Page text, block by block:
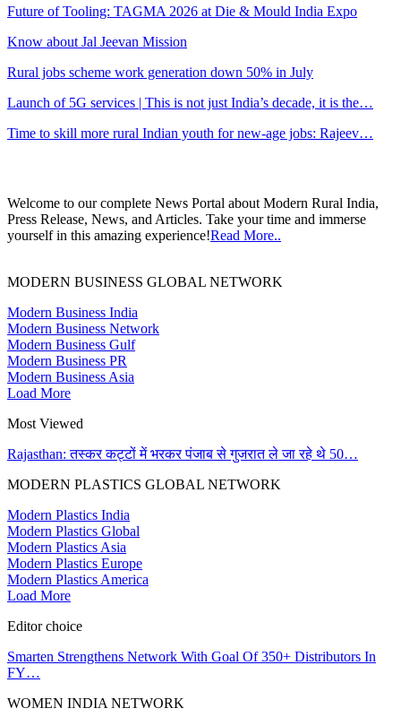
Future of Tooling: TAGMA 2026 at Die & Mould India Expo
Know about Jal Jeevan Mission
Rural jobs scheme work generation down 50% in July
Launch of 5G services | This is not just India’s decade, it is the…
Time to skill more rural Indian youth for new-age jobs: Rajeev…
Welcome to our complete News Portal about Modern Rural India,
Press Release, News, and Articles. Take your time and immerse
yourself in this amazing experience!Read More..
MODERN BUSINESS GLOBAL NETWORK
Modern Business India
Modern Business Network
Modern Business Gulf
Modern Business PR
Modern Business Asia
Load More
Most Viewed
Rajasthan: तस्कर कट्टों में भरकर पंजाब से गुजरात ले जा रहे थे 50…
MODERN PLASTICS GLOBAL NETWORK
Modern Plastics India
Modern Plastics Global
Modern Plastics Asia
Modern Plastics Europe
Modern Plastics America
Load More
Editor choice
Smarten Strengthens Network With Goal Of 350+ Distributors In
FY…
WOMEN INDIA NETWORK